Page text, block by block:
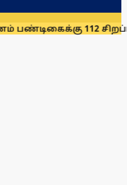
112 சிறப்பு ரயில்கள்: